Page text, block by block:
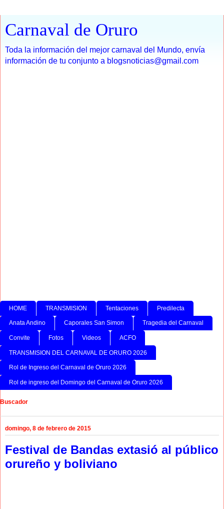
Carnaval de Oruro
Toda la información del mejor carnaval del Mundo, envía
información de tu conjunto a blogsnoticias@gmail.com
HOME TRANSMISION Tentaciones Predilecta
Anata Andino Caporales San Simon Tragedia del Carnaval
Convite Fotos Videos ACFO
TRANSMISION DEL CARNAVAL DE ORURO 2026
Rol de Ingreso del Carnaval de Oruro 2026
Rol de ingreso del Domingo del Carnaval de Oruro 2026
Buscador
domingo, 8 de febrero de 2015
Festival de Bandas extasió al público
orureño y boliviano